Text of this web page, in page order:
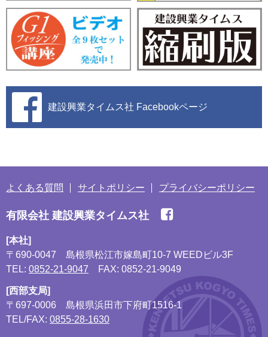
建設興業タイムス社 Facebookページ
よくある質問 サイトポリシー プライバシーポリシー
有限会社 建設興業タイムス社
[本社]
〒690-0047
島根県松江市嫁島町10-7 WEEDビル3F
TEL: 0852-21-9047 FAX: 0852-21-9049
[西部支局]
〒697-0006
島根県浜田市下府町1516-1
TEL/FAX: 0855-28-1630